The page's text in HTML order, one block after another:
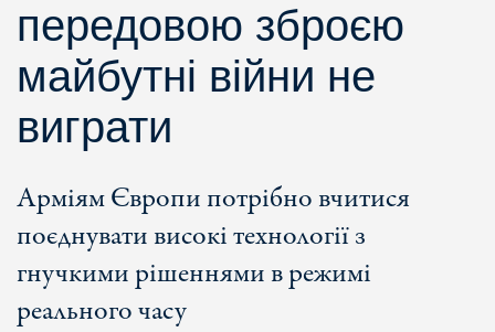
передовою зброєю
майбутні війни не
виграти
Арміям Європи потрібно вчитися
поєднувати високі технології з
гнучкими рішеннями в режимі
реального часу